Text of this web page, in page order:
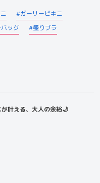
ガーリービキニ
ッグ 盛りブラ
叶える、大人の余裕🌙